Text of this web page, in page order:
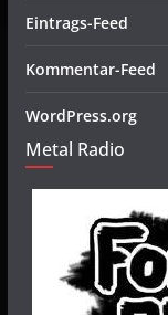
Eintrags-Feed
Kommentar-Feed
WordPress.org
Metal Radio